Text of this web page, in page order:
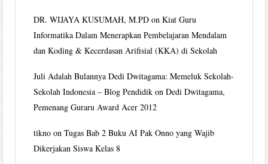
DR. WIJAYA KUSUMAH, M.PD onKiat Guru
Informatika Dalam Menerapkan Pembelajaran Mendalam
dan Koding & Kecerdasan Arifisial (KKA) di Sekolah
Juli Adalah Bulannya Dedi Dwitagama: Memeluk Sekolah-
Sekolah Indonesia – Blog Pendidik onDedi Dwitagama,
Pemenang Guraru Award Acer 2012
tikno onTugas Bab 2 Buku AI Pak Onno yang Wajib
Dikerjakan Siswa Kelas 8